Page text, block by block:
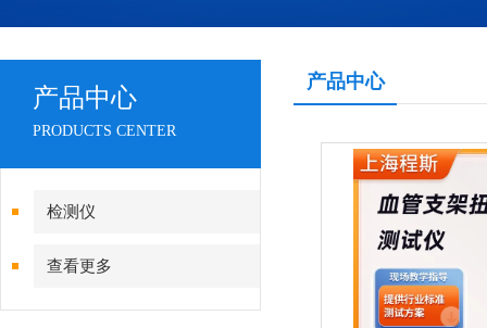
产品中心
PRODUCTS CENTER
检测仪
查看更多
产品中心